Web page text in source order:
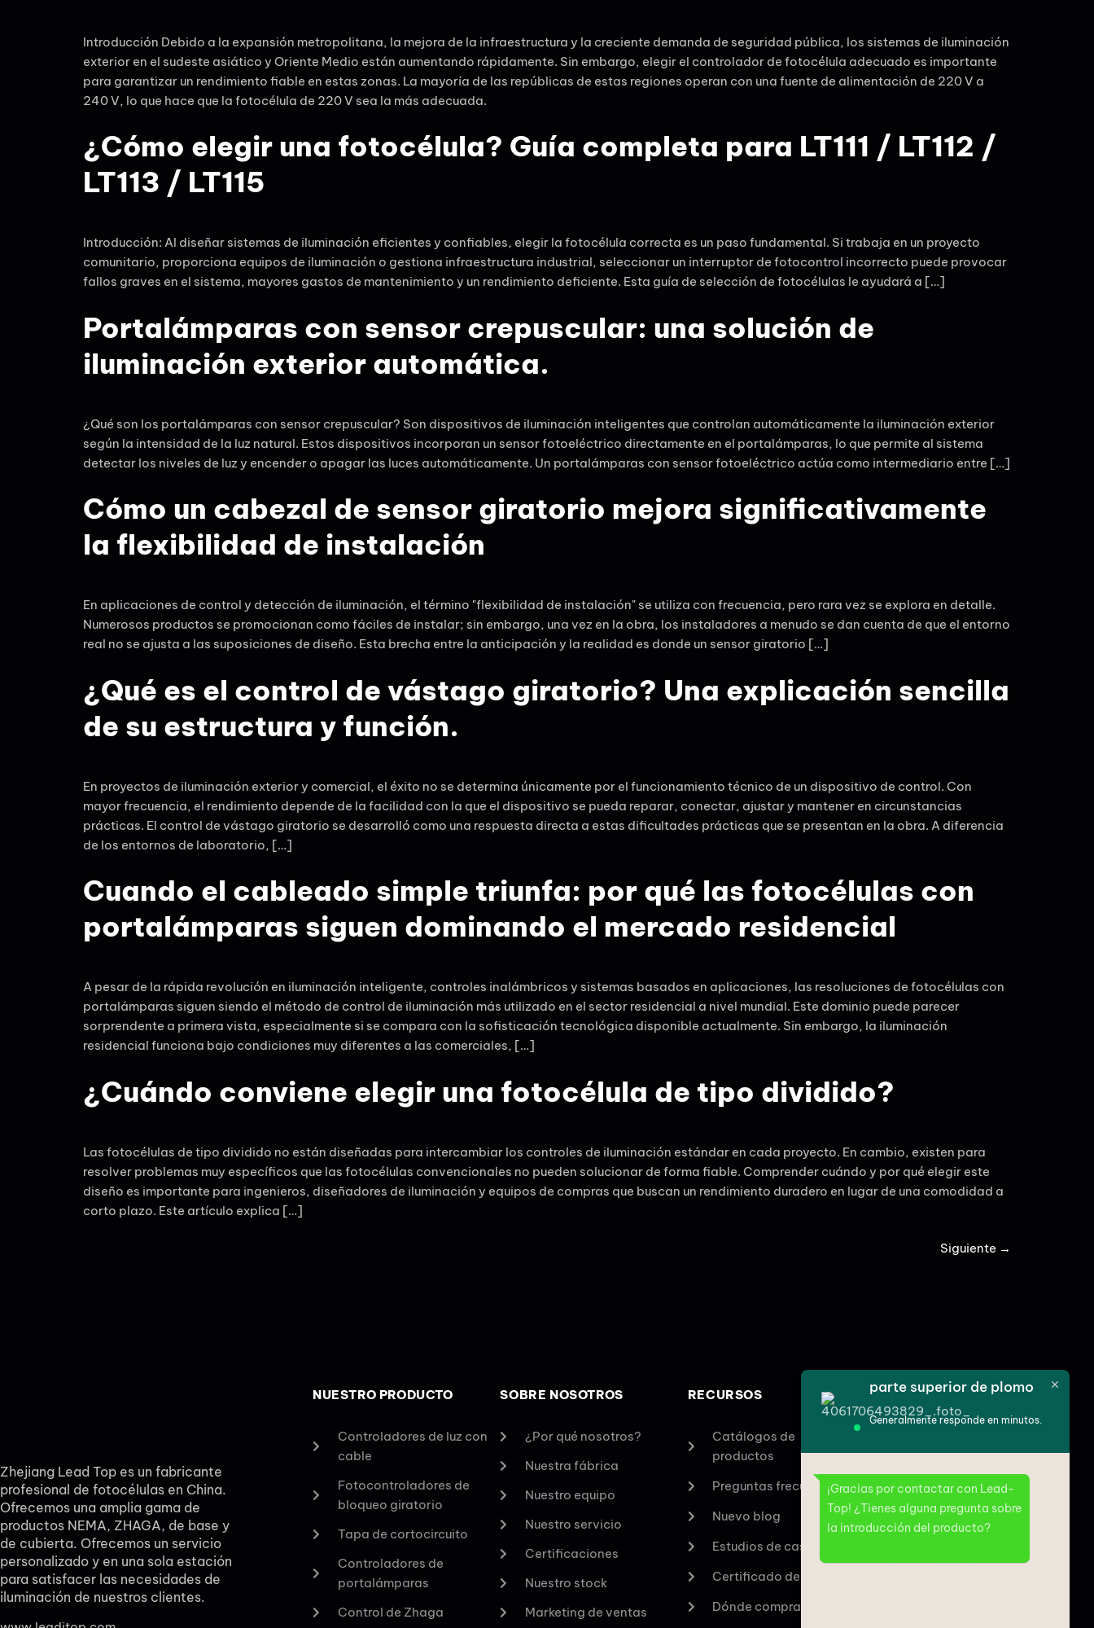
Introducción Debido a la expansión metropolitana, la mejora de la infraestructura y la creciente demanda de seguridad pública, los sistemas de iluminación
exterior en el sudeste asiático y Oriente Medio están aumentando rápidamente. Sin embargo, elegir el controlador de fotocélula adecuado es importante
para garantizar un rendimiento fiable en estas zonas. La mayoría de las repúblicas de estas regiones operan con una fuente de alimentación de 220 V a
240 V, lo que hace que la fotocélula de 220 V sea la más adecuada.
¿Cómo elegir una fotocélula? Guía completa para LT111 / LT112 /
LT113 / LT115
Introducción: Al diseñar sistemas de iluminación eficientes y confiables, elegir la fotocélula correcta es un paso fundamental. Si trabaja en un proyecto
comunitario, proporciona equipos de iluminación o gestiona infraestructura industrial, seleccionar un interruptor de fotocontrol incorrecto puede provocar
fallos graves en el sistema, mayores gastos de mantenimiento y un rendimiento deficiente. Esta guía de selección de fotocélulas le ayudará a […]
Portalámparas con sensor crepuscular: una solución de
iluminación exterior automática.
¿Qué son los portalámparas con sensor crepuscular? Son dispositivos de iluminación inteligentes que controlan automáticamente la iluminación exterior
según la intensidad de la luz natural. Estos dispositivos incorporan un sensor fotoeléctrico directamente en el portalámparas, lo que permite al sistema
detectar los niveles de luz y encender o apagar las luces automáticamente. Un portalámparas con sensor fotoeléctrico actúa como intermediario entre […]
Cómo un cabezal de sensor giratorio mejora significativamente
la flexibilidad de instalación
En aplicaciones de control y detección de iluminación, el término "flexibilidad de instalación" se utiliza con frecuencia, pero rara vez se explora en detalle.
Numerosos productos se promocionan como fáciles de instalar; sin embargo, una vez en la obra, los instaladores a menudo se dan cuenta de que el entorno
real no se ajusta a las suposiciones de diseño. Esta brecha entre la anticipación y la realidad es donde un sensor giratorio […]
¿Qué es el control de vástago giratorio? Una explicación sencilla
de su estructura y función.
En proyectos de iluminación exterior y comercial, el éxito no se determina únicamente por el funcionamiento técnico de un dispositivo de control. Con
mayor frecuencia, el rendimiento depende de la facilidad con la que el dispositivo se pueda reparar, conectar, ajustar y mantener en circunstancias
prácticas. El control de vástago giratorio se desarrolló como una respuesta directa a estas dificultades prácticas que se presentan en la obra. A diferencia
de los entornos de laboratorio, […]
Cuando el cableado simple triunfa: por qué las fotocélulas con
portalámparas siguen dominando el mercado residencial
A pesar de la rápida revolución en iluminación inteligente, controles inalámbricos y sistemas basados en aplicaciones, las resoluciones de fotocélulas con
portalámparas siguen siendo el método de control de iluminación más utilizado en el sector residencial a nivel mundial. Este dominio puede parecer
sorprendente a primera vista, especialmente si se compara con la sofisticación tecnológica disponible actualmente. Sin embargo, la iluminación
residencial funciona bajo condiciones muy diferentes a las comerciales, […]
¿Cuándo conviene elegir una fotocélula de tipo dividido?
Las fotocélulas de tipo dividido no están diseñadas para intercambiar los controles de iluminación estándar en cada proyecto. En cambio, existen para
resolver problemas muy específicos que las fotocélulas convencionales no pueden solucionar de forma fiable. Comprender cuándo y por qué elegir este
diseño es importante para ingenieros, diseñadores de iluminación y equipos de compras que buscan un rendimiento duradero en lugar de una comodidad a
corto plazo. Este artículo explica […]
Siguiente →
Zhejiang Lead Top es un fabricante
profesional de fotocélulas en China.
Ofrecemos una amplia gama de
productos NEMA, ZHAGA, de base y
de cubierta. Ofrecemos un servicio
personalizado y en una sola estación
para satisfacer las necesidades de
iluminación de nuestros clientes.
NUESTRO PRODUCTO
Controladores de luz con
cable
Fotocontroladores de
bloqueo giratorio
Tapa de cortocircuito
Controladores de
portalámparas
Control de Zhaga
SOBRE NOSOTROS
¿Por qué nosotros?
Nuestra fábrica
Nuestro equipo
Nuestro servicio
Certificaciones
Nuestro stock
Marketing de ventas
RECURSOS
Catálogos de
productos
Preguntas frecuentes
Nuevo blog
Estudios de caso
Certificado de calidad
Dónde comprar
SERVICIOS
flujo de servicio
Servicio de muestra de
General
Servicio de muestras
parte superior de plomo
Generalmente responde en minutos.
¡Gracias por contactar con Lead-
Top! ¿Tienes alguna pregunta sobre
la introducción del producto?